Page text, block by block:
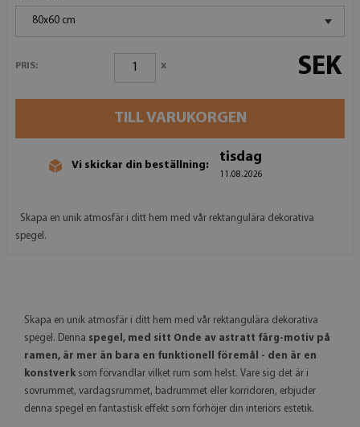
80x60 cm
PRIS: x SEK
TILL VARUKORGEN
Vi skickar din beställning:
tisdag
11.08.2026
Skapa en unik atmosfär i ditt hem med vår rektangulära dekorativa
spegel.
Skapa en unik atmosfär i ditt hem med vår rektangulära dekorativa
spegel. Denna spegel, med sitt Onde av astratt färg-motiv på
ramen, är mer än bara en funktionell föremål - den är en
konstverk som förvandlar vilket rum som helst. Vare sig det är i
sovrummet, vardagsrummet, badrummet eller korridoren, erbjuder
denna spegel en fantastisk effekt som förhöjer din interiörs estetik.